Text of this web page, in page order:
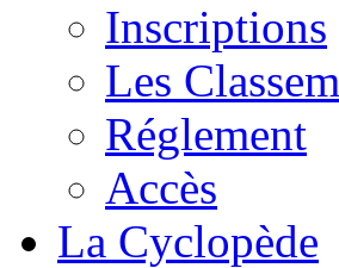
Inscriptions
Les
Réglement
Accès
La Cyclopède